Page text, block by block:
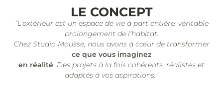
LE CONCEPT
“L’extérieur est un espace de vie à part entière, véritable
prolongement de l’habitat.
Chez Studio Mousse, nous avons à cœur de transformer
ce que vous imaginez
en réalité. Des projets à la fois cohérents, réalistes et
adaptés à vos aspirations.”